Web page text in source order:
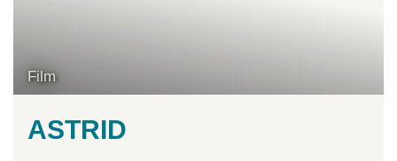
Film
ASTRID